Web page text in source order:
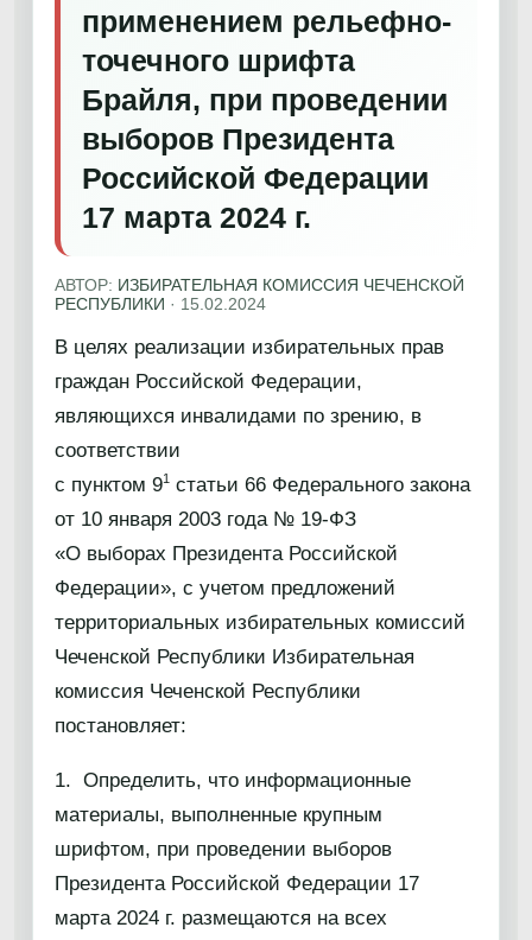
применением рельефно-
точечного шрифта
Брайля, при проведении
выборов Президента
Российской Федерации
17 марта 2024 г.
АВТОР: ИЗБИРАТЕЛЬНАЯ КОМИССИЯ ЧЕЧЕНСКОЙ
РЕСПУБЛИКИ · 15.02.2024
В целях реализации избирательных прав
граждан Российской Федерации,
являющихся инвалидами по зрению, в
соответствии
с пунктом 91
статьи 66 Федерального закона
от 10 января 2003 года № 19-ФЗ
«О выборах Президента Российской
Федерации», с учетом предложений
территориальных избирательных комиссий
Чеченской Республики Избирательная
комиссия Чеченской Республики
постановляет:
1. Определить, что информационные
материалы, выполненные крупным
шрифтом, при проведении выборов
Президента Российской Федерации 17
марта 2024 г. размещаются на всех